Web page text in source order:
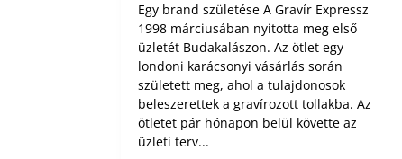
Egy brand születése A Gravír Expressz
1998 márciusában nyitotta meg első
üzletét Budakalászon. Az ötlet egy
londoni karácsonyi vásárlás során
született meg, ahol a tulajdonosok
beleszerettek a gravírozott tollakba. Az
ötletet pár hónapon belül követte az
üzleti terv...